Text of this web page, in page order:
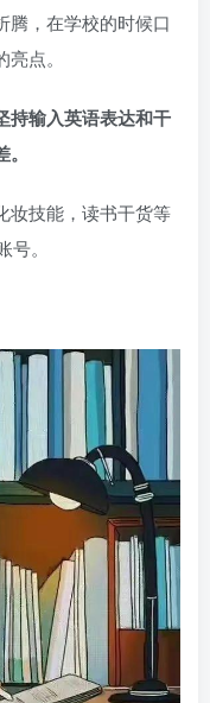
， 在学校的时候口
点。
持输入英语表达和干
妆技能，读书干货等
。